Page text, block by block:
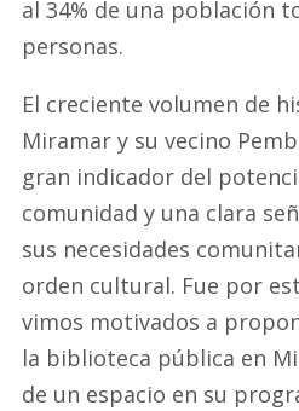
al 34% de una población
personas.
El creciente volumen de
Miramar y su vecino
gran indicador del
comunidad y una clara
sus necesidades
orden cultural. Fue por
vimos motivados a
la biblioteca pública en
de un espacio en su